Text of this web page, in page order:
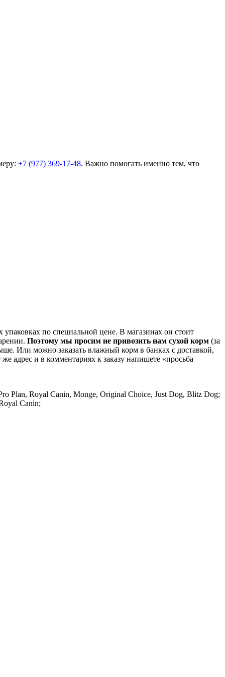
+7 (977) 369-17-48. Важно помогать именно тем, что
по специальной цене. В магазинах он стоит
Поэтому мы просим не привозить нам сухой корм (за
Или можно заказать влажный корм в банках с доставкой,
адрес и в комментариях к заказу напишете «просьба
Plan, Royal Canin, Monge, Original Choice, Just Dog, Blitz Dog;
Canin;